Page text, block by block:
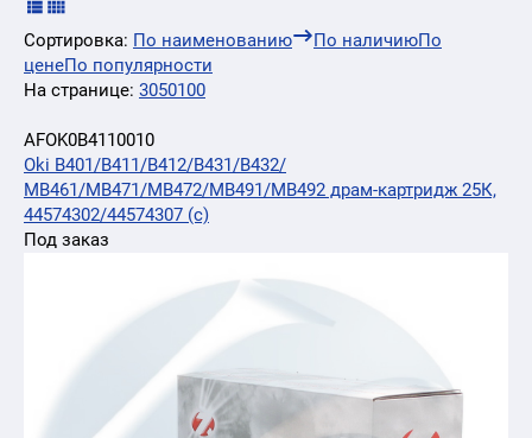
Сортировка: По наименованию По наличиюПо
ценеПо популярности
На странице: 3050100
AFOK0B4110010
Oki B401/B411/B412/B431/B432/
MB461/MB471/MB472/MB491/MB492 драм-картридж 25К,
44574302/44574307 (с)
Под заказ